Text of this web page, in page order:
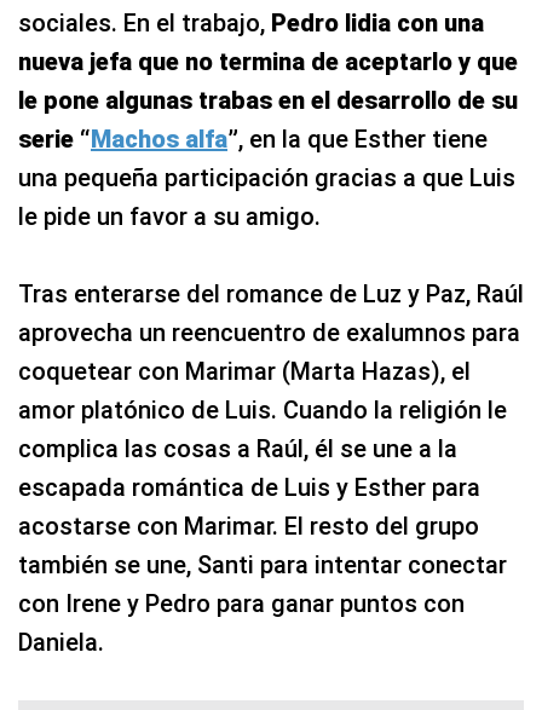
sociales. En el trabajo, Pedro lidia con una
nueva jefa que no termina de aceptarlo y que
le pone algunas trabas en el desarrollo de su
serie “Machos alfa”, en la que Esther tiene
una pequeña participación gracias a que Luis
le pide un favor a su amigo.
Tras enterarse del romance de Luz y Paz, Raúl
aprovecha un reencuentro de exalumnos para
coquetear con Marimar (Marta Hazas), el
amor platónico de Luis. Cuando la religión le
complica las cosas a Raúl, él se une a la
escapada romántica de Luis y Esther para
acostarse con Marimar. El resto del grupo
también se une, Santi para intentar conectar
con Irene y Pedro para ganar puntos con
Daniela.